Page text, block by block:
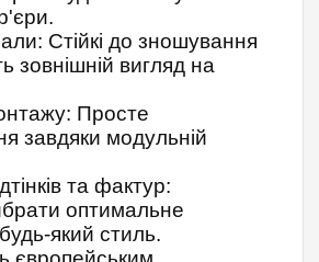
Стійкі до зношування
зовнішній вигляд на
Просте
завдяки модульній
та фактур:
оптимальне
який стиль.